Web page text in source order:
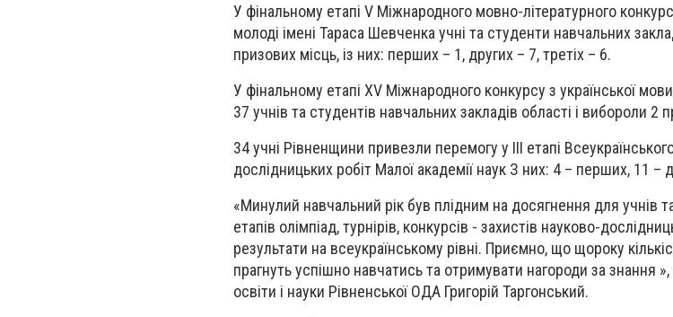
У фінальному етапі V Міжнародного мовно-літературного
молоді імені Тараса Шевченка учні та студенти навчальних
призових місць, із них: перших – 1, других – 7, третіх – 6.
У фінальному етапі XV Міжнародного конкурсу з української
37 учнів та студентів навчальних закладів області і вибороли 2
34 учні Рівненщини привезли перемогу у ІІІ етапі
дослідницьких робіт Малої академії наук З них: 4 – перших, 11 –
«Минулий навчальний рік був плідним на досягнення для учнів
етапів олімпіад, турнірів, конкурсів - захистів науково-
результати на всеукраїнському рівні. Приємно, що щороку
прагнуть успішно навчатись та отримувати нагороди за знання
освіти і науки Рівненської ОДА Григорій Таргонський.